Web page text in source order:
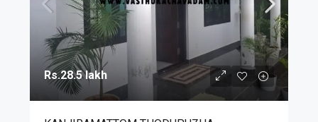
Rs.28.5 lakh